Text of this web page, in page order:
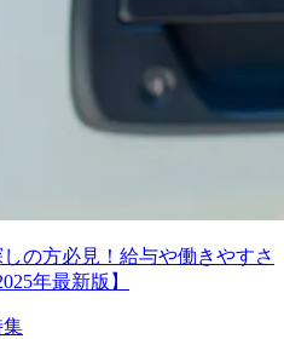
の方必見！給与や働きやすさ
年最新版】
集